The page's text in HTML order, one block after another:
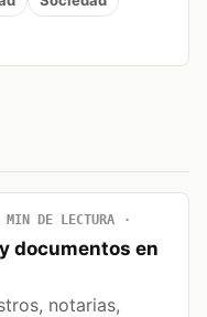
MIN DE LECTURA
documentos en
notarias,